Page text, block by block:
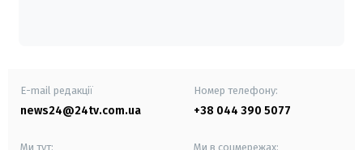
E-mail редакції
news24@24tv.com.ua
Номер телефону:
+38 044 390 5077
Ми тут: Ми в соцмережах: